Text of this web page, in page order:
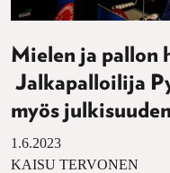
Mielen ja pallon
Jalkapalloilija
myös
1.6.2023
KAISU TERVONEN